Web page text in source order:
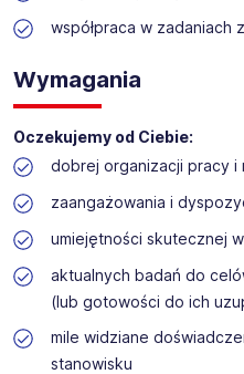
deweloperskie.
Drobiu oraz ciastkarnią
oferując Im dobrą cenę,
Aktualnie
Sowińskiego 65-
Magazynier (k / m)
współpraca w zadaniach
Wymagania
Oczekujemy od Ciebie:
dobrej organizacji pracy i
zaangażowania i
umiejętności skutecznej
aktualnych badań do
(lub gotowości do ich
mile widziane
stanowisku